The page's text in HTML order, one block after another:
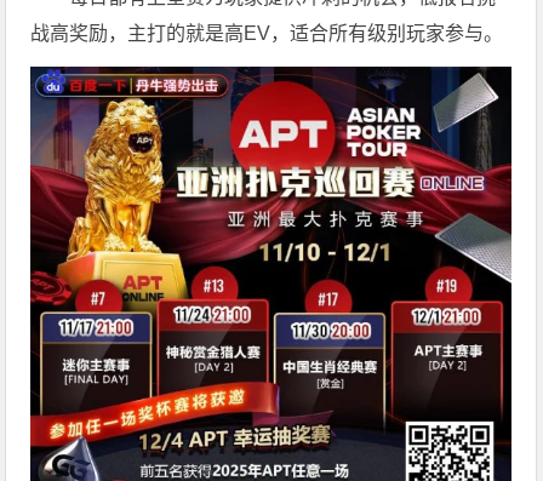
战高奖励，主打的就是高EV，适合所有级别玩家参与。